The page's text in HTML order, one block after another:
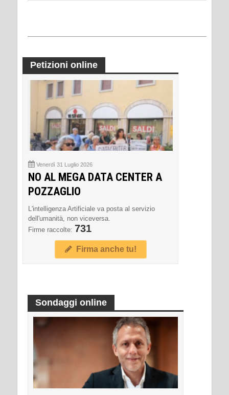
Petizioni online
Venerdì 31 Luglio 2026
NO AL MEGA DATA CENTER A
POZZAGLIO
L'intelligenza Artificiale va posta al servizio
dell'umanità, non viceversa.
Firme raccolte: 731
Firma anche tu!
Sondaggi online